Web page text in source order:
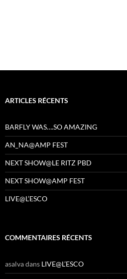
ARTICLES RÉCENTS
BARFLY WAS….SO AMAZING
AN_NA@AMP FEST
NEXT SHOW@LE RITZ PBD
NEXT SHOW@AMP FEST
LIVE@L’ESCO
COMMENTAIRES RÉCENTS
asalvadans LIVE@L’ESCO